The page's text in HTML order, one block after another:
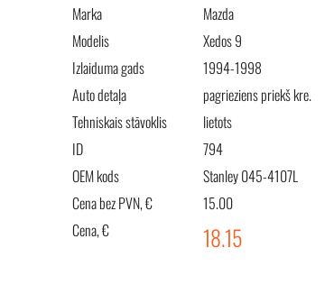
Marka
Mazda
Modelis
Xedos 9
Izlaiduma gads
1994-1998
Auto detaļa
pagrieziens priekš kre.
Tehniskais stāvoklis
lietots
ID
794
OEM kods
Stanley 045-4107L
Cena bez PVN, €
15.00
Cena, €
18.15